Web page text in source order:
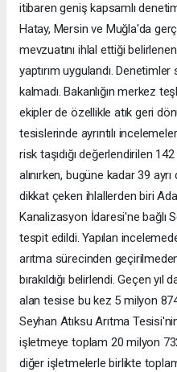
itibaren geniş kapsamlı
Hatay, Mersin ve Muğla'da
mevzuatını ihlal ettiği
yaptırım uygulandı. Denetimler
kalmadı. Bakanlığın merkez
ekipler de özellikle atık geri
tesislerinde ayrıntılı
risk taşıdığı değerlendirilen
alınırken, bugüne kadar 39
dikkat çeken ihlallerden biri
Kanalizasyon İdaresi'ne bağlı
tespit edildi. Yapılan
arıtma sürecinden
bırakıldığı belirlendi. Geçen
alan tesise bu kez 5 milyon
Seyhan Atıksu Arıtma
işletmeye toplam 20 milyon
diğer işletmelerle birlikte